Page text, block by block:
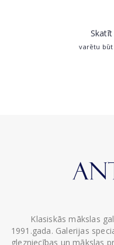
varētu būt
Klasiskās mākslas
1991.gada. Galerijas
glezniecības un mākslas